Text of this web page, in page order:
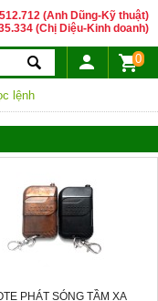
(Anh Dũng-Kỹ thuật)
(Chị Diệu-Kinh doanh)
0
lệnh
PHÁT SÓNG TẦM XA